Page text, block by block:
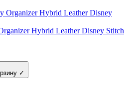
Hybrid Leather Disney Stitch
✓